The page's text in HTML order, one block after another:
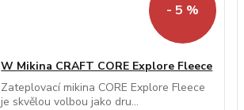
- 5 %
W Mikina CRAFT CORE Explore Fleece
Zateplovací mikina CORE Explore Fleece
je skvělou volbou jako dru...